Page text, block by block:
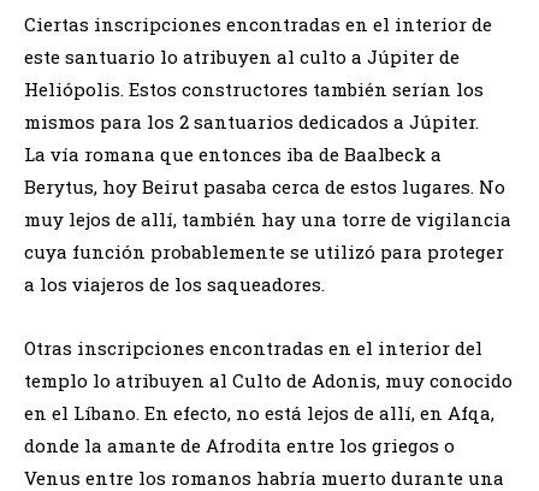
Ciertas inscripciones encontradas en el interior de
este santuario lo atribuyen al culto a Júpiter de
Heliópolis. Estos constructores también serían los
mismos para los 2 santuarios dedicados a Júpiter.
La vía romana que entonces iba de Baalbeck a
Berytus, hoy Beirut pasaba cerca de estos lugares. No
muy lejos de allí, también hay una torre de vigilancia
cuya función probablemente se utilizó para proteger
a los viajeros de los saqueadores.
Otras inscripciones encontradas en el interior del
templo lo atribuyen al Culto de Adonis, muy conocido
en el Líbano. En efecto, no está lejos de allí, en Afqa,
donde la amante de Afrodita entre los griegos o
Venus entre los romanos habría muerto durante una